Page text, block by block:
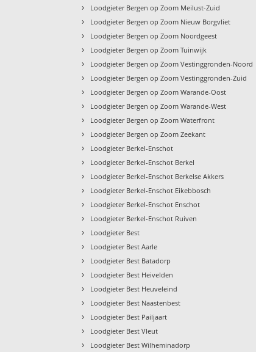
› Loodgieter Bergen op Zoom Meilust-Zuid
› Loodgieter Bergen op Zoom Nieuw Borgvliet
› Loodgieter Bergen op Zoom Noordgeest
› Loodgieter Bergen op Zoom Tuinwijk
› Loodgieter Bergen op Zoom Vestinggronden-Noord
› Loodgieter Bergen op Zoom Vestinggronden-Zuid
› Loodgieter Bergen op Zoom Warande-Oost
› Loodgieter Bergen op Zoom Warande-West
› Loodgieter Bergen op Zoom Waterfront
› Loodgieter Bergen op Zoom Zeekant
› Loodgieter Berkel-Enschot
› Loodgieter Berkel-Enschot Berkel
› Loodgieter Berkel-Enschot Berkelse Akkers
› Loodgieter Berkel-Enschot Eikebbosch
› Loodgieter Berkel-Enschot Enschot
› Loodgieter Berkel-Enschot Ruiven
› Loodgieter Best
› Loodgieter Best Aarle
› Loodgieter Best Batadorp
› Loodgieter Best Heivelden
› Loodgieter Best Heuveleind
› Loodgieter Best Naastenbest
› Loodgieter Best Pailjaart
› Loodgieter Best Vleut
› Loodgieter Best Wilheminadorp